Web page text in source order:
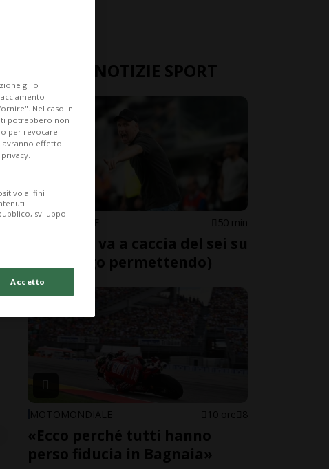
ULTIME NOTIZIE SPORT
SUPER LEAGUE 50 min
Il Lugano va a caccia del sei su
sei (Zurigo permettendo)
MOTOMONDIALE 10 ore 8
«Ecco perché tutti hanno
perso fiducia in Bagnaia»
gli o
Nel caso in
potrebbero non
per revocare il
avranno effetto
ai fini
sviluppo
Accetto